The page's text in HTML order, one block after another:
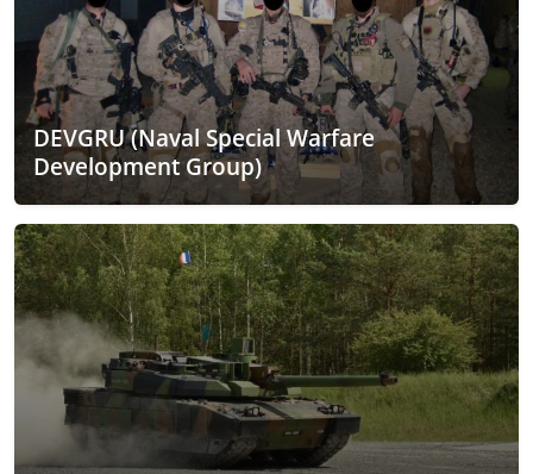
DEVGRU (Naval Special Warfare
Development Group)